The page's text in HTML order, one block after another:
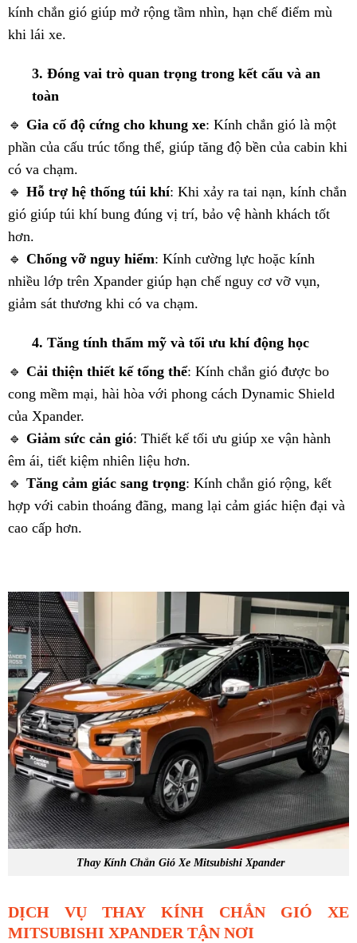
kính chắn gió giúp mở rộng tầm nhìn, hạn chế điểm mù
khi lái xe.
3. Đóng vai trò quan trọng trong kết cấu và an
toàn
🔹 Gia cố độ cứng cho khung xe: Kính chắn gió là một
phần của cấu trúc tổng thể, giúp tăng độ bền của cabin khi
có va chạm.
🔹 Hỗ trợ hệ thống túi khí: Khi xảy ra tai nạn, kính chắn
gió giúp túi khí bung đúng vị trí, bảo vệ hành khách tốt
hơn.
🔹 Chống vỡ nguy hiểm: Kính cường lực hoặc kính
nhiều lớp trên Xpander giúp hạn chế nguy cơ vỡ vụn,
giảm sát thương khi có va chạm.
4. Tăng tính thẩm mỹ và tối ưu khí động học
🔹 Cải thiện thiết kế tổng thể: Kính chắn gió được bo
cong mềm mại, hài hòa với phong cách Dynamic Shield
của Xpander.
🔹 Giảm sức cản gió: Thiết kế tối ưu giúp xe vận hành
êm ái, tiết kiệm nhiên liệu hơn.
🔹 Tăng cảm giác sang trọng: Kính chắn gió rộng, kết
hợp với cabin thoáng đãng, mang lại cảm giác hiện đại và
cao cấp hơn.
Thay Kính Chắn Gió Xe Mitsubishi Xpander
DỊCH VỤ THAY KÍNH CHẮN GIÓ XE
MITSUBISHI XPANDER TẬN NƠI